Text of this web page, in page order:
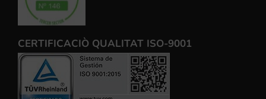
CERTIFICACIÒ QUALITAT ISO-9001